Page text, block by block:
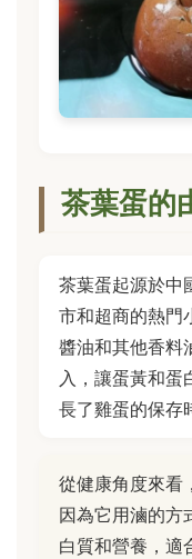
茶葉蛋的
茶葉蛋起源於中
市和超商的熱門
醬油和其他香料
入，讓蛋黃和蛋
長了雞蛋的保存
從健康角度來看
因為它用滷的方
白質和營養，適